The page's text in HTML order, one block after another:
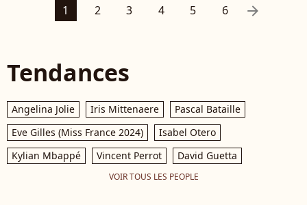
1 2 3 4 5 6 arrow_right
Tendances
Angelina Jolie Iris Mittenaere
Pascal Bataille
Eve Gilles (Miss France 2024)
Isabel Otero
Kylian Mbappé
Vincent Perrot David Guetta
VOIR TOUS LES PEOPLE